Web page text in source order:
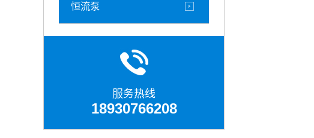
恒流泵
服务热线
18930766208